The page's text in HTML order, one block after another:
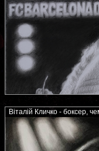
Віталій Кличко - боксер,